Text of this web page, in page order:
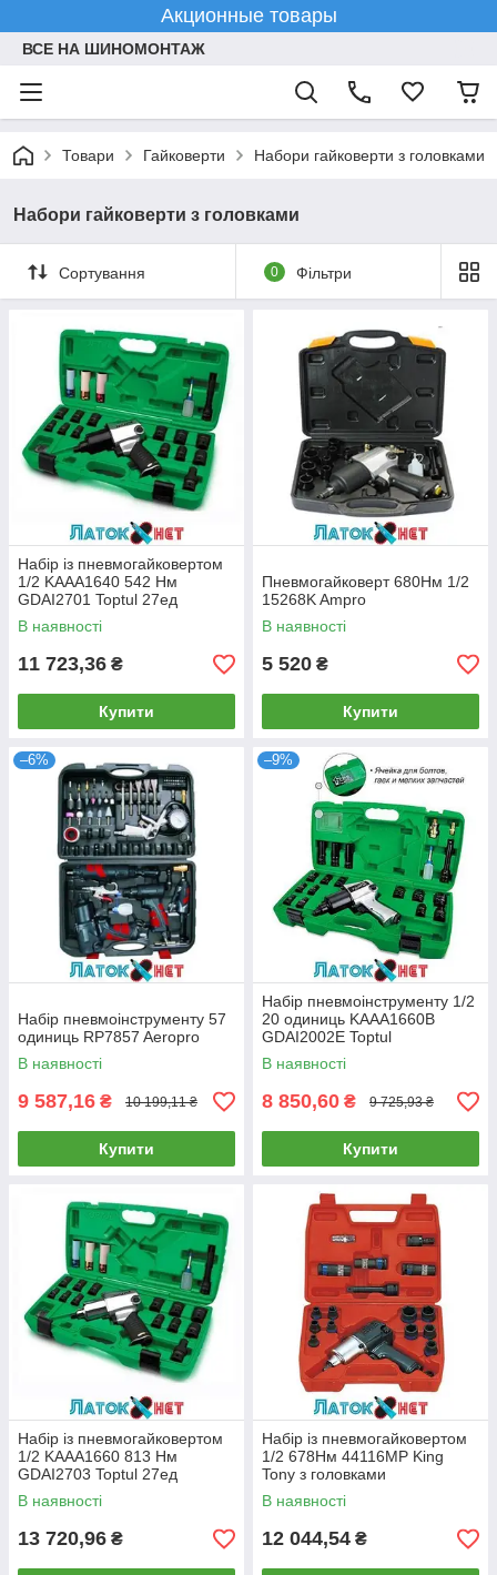
Акционные товары
ВСЕ НА ШИНОМОНТАЖ
Товари Гайковерти Набори гайковерти з головками
Набори гайковерти з головками
Сортування 0 Фільтри
Набір із пневмогайковертом
1/2 KAAA1640 542 Нм
GDAI2701 Toptul 27ед
В наявності
11 723,36 ₴
Купити
Пневмогайковерт 680Нм 1/2
15268K Ampro
В наявності
5 520 ₴
Купити
–6%
Набір пневмоінструменту 57
одиниць RP7857 Aeropro
В наявності
9 587,16 ₴ 10 199,11 ₴
Купити
–9%
Набір пневмоінструменту 1/2
20 одиниць KAAA1660B
GDAI2002E Toptul
В наявності
8 850,60 ₴ 9 725,93 ₴
Купити
Набір із пневмогайковертом
1/2 KAAA1660 813 Нм
GDAI2703 Toptul 27ед
В наявності
13 720,96 ₴
Набір із пневмогайковертом
1/2 678Нм 44116MP King
Tony з головками
В наявності
12 044,54 ₴